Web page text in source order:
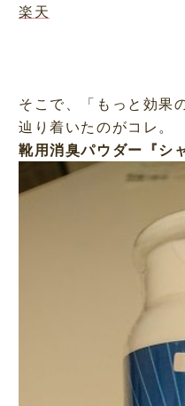
楽天
そこで、「もっと効果
辿り着いたのがコレ。
靴用消臭パウダー『シ